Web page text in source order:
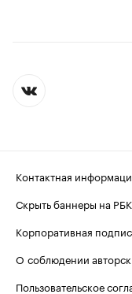
Контактная
Скрыть баннеры на РБК
Корпоративная
О соблюдении
Пользовательское